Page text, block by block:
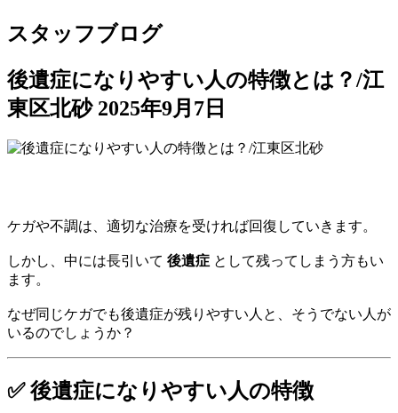
スタッフブログ
後遺症になりやすい人の特徴とは？/江
東区北砂 2025年9月7日
ケガや不調は、適切な治療を受ければ回復していきます。
しかし、中には長引いて 後遺症 として残ってしまう方もい
ます。
なぜ同じケガでも後遺症が残りやすい人と、そうでない人が
いるのでしょうか？
✅ 後遺症になりやすい人の特徴